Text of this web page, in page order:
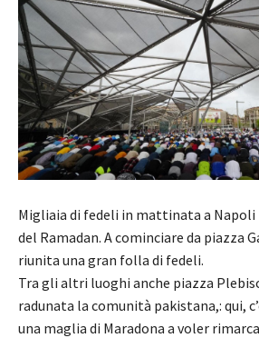
Migliaia di fedeli in mattinata a Napoli
del Ramadan. A cominciare da piazza
riunita una gran folla di fedeli.
Tra gli altri luoghi anche piazza
radunata la comunità pakistana,: qui,
una maglia di Maradona a voler